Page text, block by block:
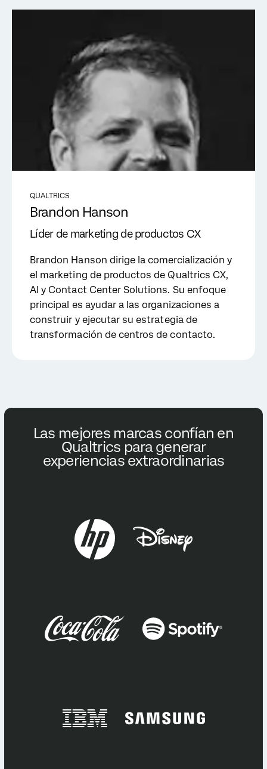
QUALTRICS
Brandon Hanson
Líder de marketing de productos CX
Brandon Hanson dirige la comercialización y
el marketing de productos de Qualtrics CX,
AI y Contact Center Solutions. Su enfoque
principal es ayudar a las organizaciones a
construir y ejecutar su estrategia de
transformación de centros de contacto.
Las mejores marcas confían en
Qualtrics para generar
experiencias extraordinarias